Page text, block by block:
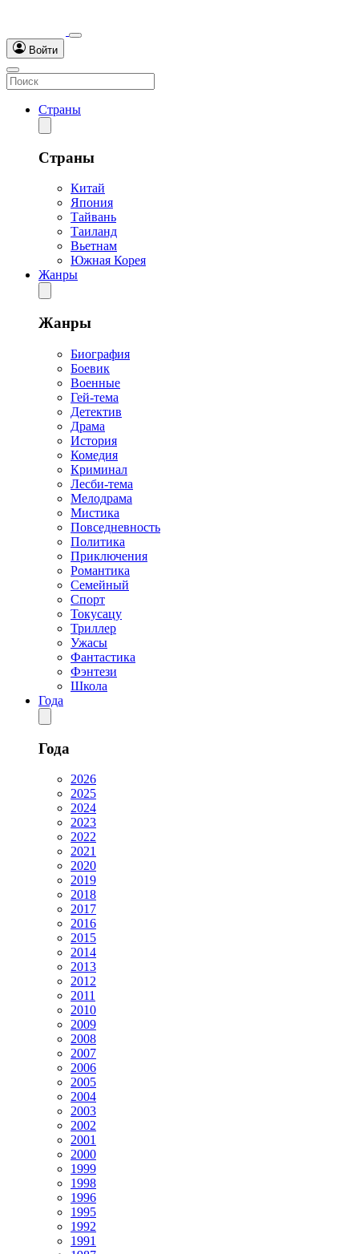
Войти
Страны
Страны
Китай
Япония
Тайвань
Таиланд
Вьетнам
Южная Корея
Жанры
Жанры
Биография
Боевик
Военные
Гей-тема
Детектив
Драма
История
Комедия
Криминал
Лесби-тема
Мелодрама
Мистика
Повседневность
Политика
Приключения
Романтика
Семейный
Спорт
Токусацу
Триллер
Ужасы
Фантастика
Фэнтези
Школа
Года
Года
2026
2025
2024
2023
2022
2021
2020
2019
2018
2017
2016
2015
2014
2013
2012
2011
2010
2009
2008
2007
2006
2005
2004
2003
2002
2001
2000
1999
1998
1996
1995
1992
1991